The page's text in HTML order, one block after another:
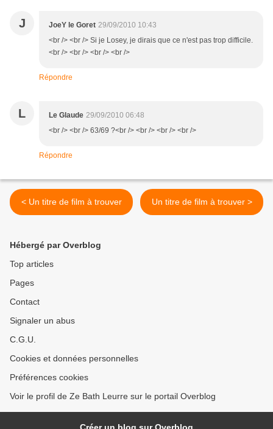
J JoeY le Goret 29/09/2010 10:43
<br /> <br /> Si je Losey, je dirais que ce n'est pas trop difficile.
<br /> <br /> <br /> <br />
Répondre
L Le Glaude 29/09/2010 06:48
<br /> <br /> 63/69 ?<br /> <br /> <br /> <br />
Répondre
< Un titre de film à trouver Un titre de film à trouver >
Hébergé par Overblog
Top articles
Pages
Contact
Signaler un abus
C.G.U.
Cookies et données personnelles
Préférences cookies
Voir le profil de Ze Bath Leurre sur le portail Overblog